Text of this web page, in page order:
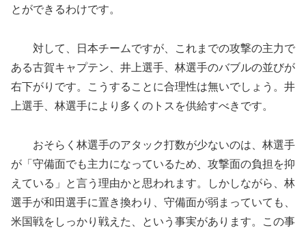
とができるわけです。
対して、日本チームですが、これまでの攻撃の主力で
ある古賀キャプテン、井上選手、林選手のバブルの並びが
右下がりです。こうすることに合理性は無いでしょう。井
上選手、林選手により多くのトスを供給すべきです。
おそらく林選手のアタック打数が少ないのは、林選手
が「守備面でも主力になっているため、攻撃面の負担を抑
えている」と言う理由かと思われます。しかしながら、林
選手が和田選手に置き換わり、守備面が弱まっていても、
米国戦をしっかり戦えた、という事実があります。この事